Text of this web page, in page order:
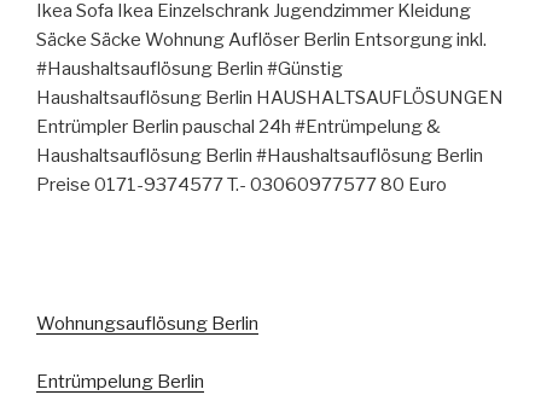
Ikea Sofa Ikea Einzelschrank Jugendzimmer Kleidung
Säcke Säcke Wohnung Auflöser Berlin Entsorgung inkl.
#Haushaltsauflösung Berlin #Günstig
Haushaltsauflösung Berlin HAUSHALTSAUFLÖSUNGEN
Entrümpler Berlin pauschal 24h #Entrümpelung &
Haushaltsauflösung Berlin #Haushaltsauflösung Berlin
Preise 0171-9374577 T.- 03060977577 80 Euro
Wohnungsauflösung Berlin
Entrümpelung Berlin